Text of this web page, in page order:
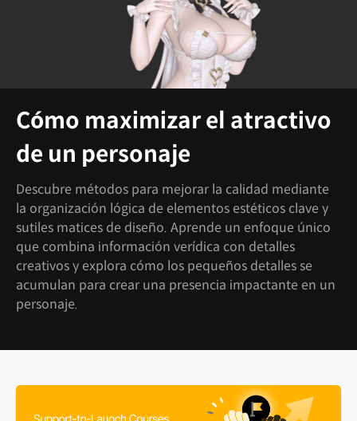
Cómo maximizar el atractivo
de un personaje
Descubre métodos para mejorar la calidad mediante
la organización lógica de elementos estéticos clave y
sutiles matices de diseño. Aprende un enfoque único
que combina información verídica con detalles
creativos y explora cómo los pequeños detalles se
acumulan para crear una presencia impactante en un
personaje.